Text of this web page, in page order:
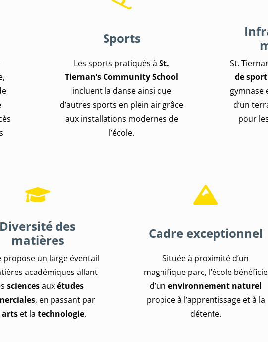
Sports
Les sports pratiqués àSt.
Tiernan’s Community School
incluent la danse ainsi que
d’autres sports en plein air grâce
aux installations modernes de
l’école.
St.
de
gymnase
d’un
pour
Diversité des
matières
propose un large éventail
académiques allant
sciencesauxétudes
, en passant par
artset la technologie.
Cadre exceptionnel
Située à proximité d’un
magnifique parc, l’école bénéficie
d’unenvironnement naturel
propice à l’apprentissage et à la
détente.